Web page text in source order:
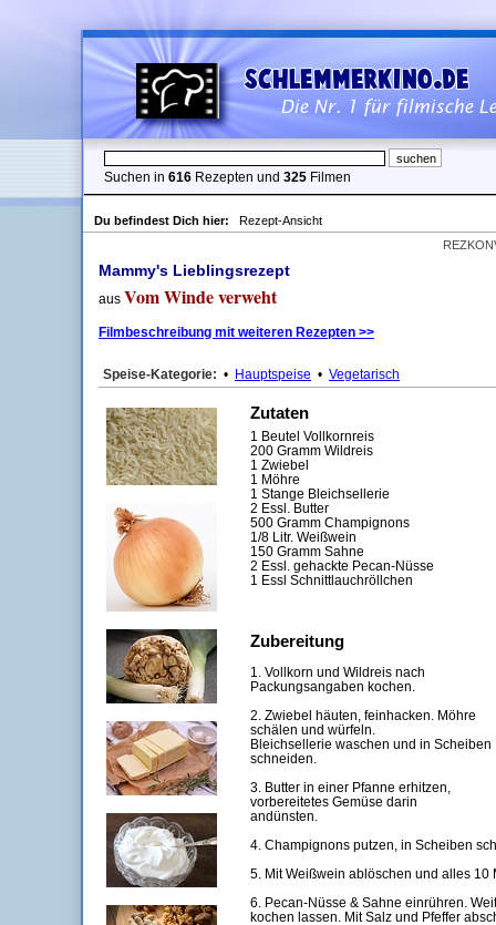
Suchen in 616 Rezepten und 325 Filmen
Du befindest Dich hier:
Rezept-Ansicht
Mammy's Lieblingsrezept
aus Vom Winde verweht
Filmbeschreibung mit weiteren Rezepten >>
Speise-Kategorie: • Hauptspeise • Vegetarisch
Zutaten
1 Beutel Vollkornreis
200 Gramm Wildreis
1 Zwiebel
1 Möhre
1 Stange Bleichsellerie
2 Essl. Butter
500 Gramm Champignons
1/8 Litr. Weißwein
150 Gramm Sahne
2 Essl. gehackte Pecan-Nüsse
1 Essl Schnittlauchröllchen
Zubereitung
1. Vollkorn und Wildreis nach
Packungsangaben kochen.
2. Zwiebel häuten, feinhacken. Möhre
schälen und würfeln.
Bleichsellerie waschen und in Scheiben
schneiden.
3. Butter in einer Pfanne erhitzen,
vorbereitetes Gemüse darin
andünsten.
4. Champignons putzen, in Scheiben
5. Mit Weißwein ablöschen und alles 10
6. Pecan-Nüsse & Sahne einrühren.
kochen lassen. Mit Salz und Pfeffer